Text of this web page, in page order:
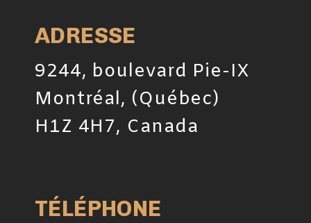
ADRESSE
9244, boulevard Pie-IX
Montréal, (Québec)
H1Z 4H7, Canada
TÉLÉPHONE